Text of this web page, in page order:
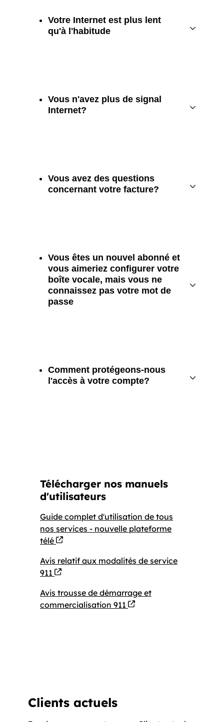
Votre Internet est plus lent
qu'à l'habitude
Vous n'avez plus de signal
Internet?
Vous avez des questions
concernant votre facture?
Vous êtes un nouvel abonné et
vous aimeriez configurer votre
boîte vocale, mais vous ne
connaissez pas votre mot de
passe
Comment protégeons-nous
l'accès à votre compte?
Télécharger nos manuels
d'utilisateurs
Guide complet d'utilisation de tous
nos services - nouvelle plateforme
télé Fichier PDF
3617526 octets
Avis relatif aux modalités de service
911 Fichier PDF
273021 octets
Avis trousse de démarrage et
commercialisation 911 Fichier PDF
268641 octets
Clients actuels